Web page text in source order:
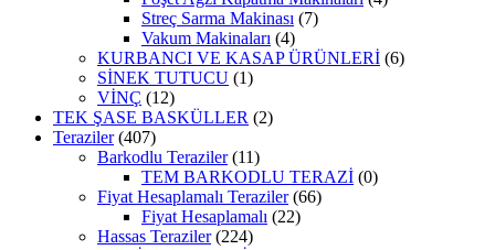
Streç Sarma Makinası (7)
Vakum Makinaları (4)
KURBANCI VE KASAP ÜRÜNLERİ (6)
SİNEK TUTUCU (1)
VİNÇ (12)
TEK ŞASE BASKÜLLER (2)
Teraziler (407)
Barkodlu Teraziler (11)
TEM BARKODLU TERAZİ (0)
Fiyat Hesaplamalı Teraziler (66)
Fiyat Hesaplamalı (22)
Hassas Teraziler (224)